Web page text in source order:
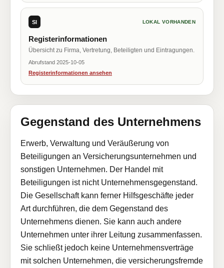
SI LOKAL VORHANDEN
Registerinformationen
Übersicht zu Firma, Vertretung, Beteiligten und Eintragungen.
Abrufstand 2025-10-05
Registerinformationen ansehen
Gegenstand des Unternehmens
Erwerb, Verwaltung und Veräußerung von
Beteiligungen an Versicherungsunternehmen und
sonstigen Unternehmen. Der Handel mit
Beteiligungen ist nicht Unternehmensgegenstand.
Die Gesellschaft kann ferner Hilfsgeschäfte jeder
Art durchführen, die dem Gegenstand des
Unternehmens dienen. Sie kann auch andere
Unternehmen unter ihrer Leitung zusammenfassen.
Sie schließt jedoch keine Unternehmensverträge
mit solchen Unternehmen, die versicherungsfremde